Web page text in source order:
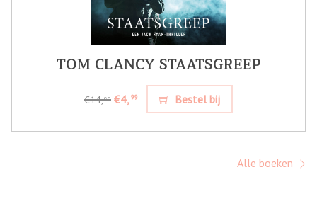
TOM CLANCY STAATSGREEP
€14,99 €4,99 Bestel bij
Alle boeken